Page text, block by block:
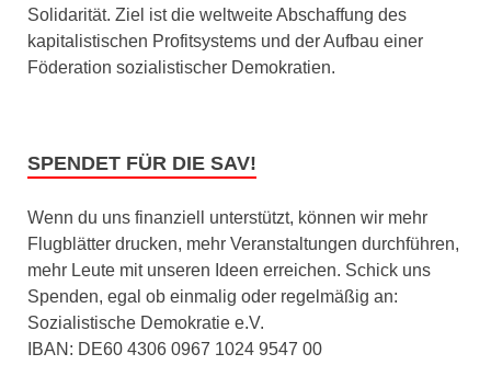
Solidarität. Ziel ist die weltweite Abschaffung des
kapitalistischen Profitsystems und der Aufbau einer
Föderation sozialistischer Demokratien.
SPENDET FÜR DIE SAV!
Wenn du uns finanziell unterstützt, können wir mehr
Flugblätter drucken, mehr Veranstaltungen durchführen,
mehr Leute mit unseren Ideen erreichen. Schick uns
Spenden, egal ob einmalig oder regelmäßig an:
Sozialistische Demokratie e.V.
IBAN: DE60 4306 0967 1024 9547 00